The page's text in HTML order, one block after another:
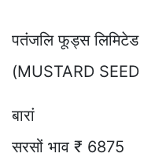
पतंजलि फूड्स लिमिटेड
(MUSTARD
बारां
सरसों भाव ₹ 6875